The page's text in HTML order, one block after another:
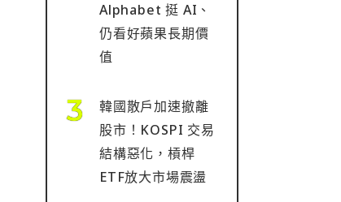
Alphabet 挺 AI、
仍看好蘋果長期價
值
韓國散戶加速撤離
股市！KOSPI 交易
結構惡化，槓桿
ETF放大市場震盪